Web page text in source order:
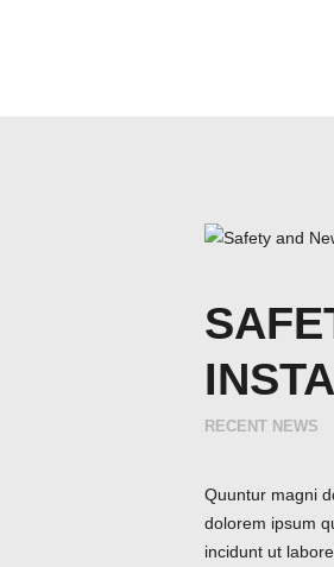
RECENT NEWS
Quuntur magni
dolorem ipsum
incidunt ut